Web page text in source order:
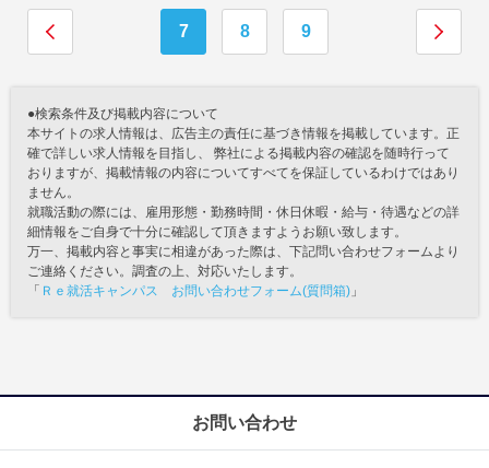
7 8 9
●検索条件及び掲載内容について
本サイトの求人情報は、広告主の責任に基づき情報を掲載しています。正
確で詳しい求人情報を目指し、 弊社による掲載内容の確認を随時行って
おりますが、掲載情報の内容についてすべてを保証しているわけではあり
ません。
就職活動の際には、雇用形態・勤務時間・休日休暇・給与・待遇などの詳
細情報をご自身で十分に確認して頂きますようお願い致します。
万一、掲載内容と事実に相違があった際は、下記問い合わせフォームより
ご連絡ください。調査の上、対応いたします。
「 Ｒｅ就活キャンパス お問い合わせフォーム(質問箱) 」
お問い合わせ